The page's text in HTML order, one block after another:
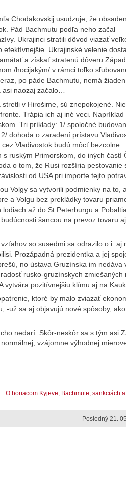
Chodakovskij usudzuje, že
Pád Bachmutu podľa neho začal
Ukrajinci stratili dôvod viazať
Ukrajinské velenie
a získať stratenú dôveru
/hocijakým/ v rámci toľko
po páde Bachmutu, nemá
naozaj začalo…
v Hirošime, sú znepokojené.
Trápia ich aj iné veci. Napríklad
Tri príklady: 1/ spoločné
dohoda o zaradení prístavu
Vladivostok budú môcť bezcolne
ruským Primorskom, do iných častí
o tom, že Rusi rozšíria pestovanie
od USA pri importe tejto
Volgy sa vytvorili podmienky na to,
a Volgu bez prekládky tovaru
až do St.Peterburgu a
šancou na prevoz tovaru
so susedmi sa odrazilo o.i. aj
Prozápadná prezidentka a jej
no ústava Gruzínska im nedáva
rusko-gruzínskych zmiešaných
pozitívnejšiu klímu aj na
ktoré by malo zviazať
-už sa aj objavujú nové spôsoby,
nedarí. Skôr-neskôr sa s tým asi
vzájomne výhodnej
O horiacom Kyjeve, Bachmute, sankciách
Posledný 21.